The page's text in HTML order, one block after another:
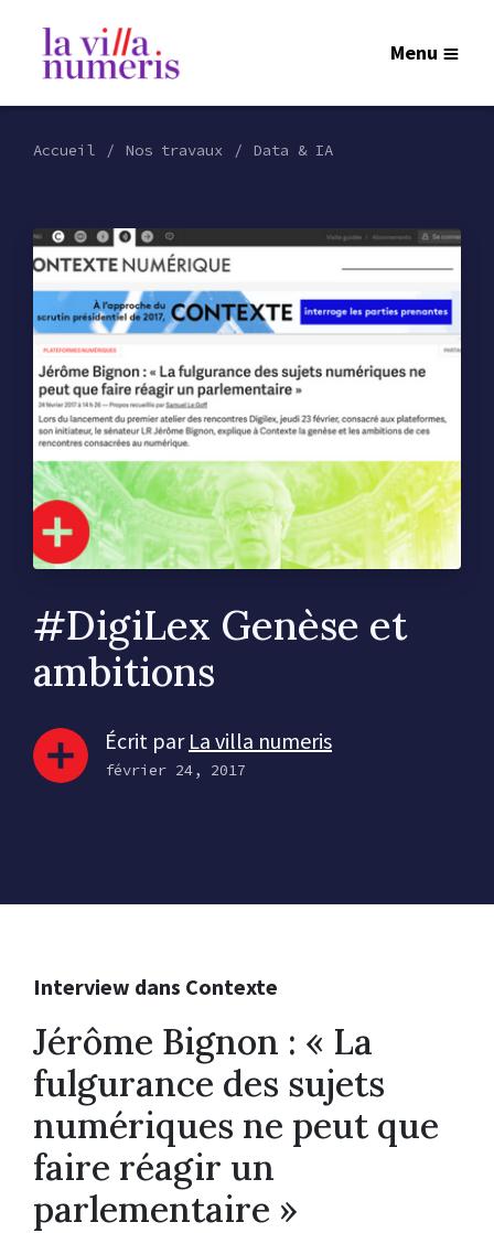
Menu
Accueil Nos travaux Data & IA
#DigiLex Genèse et
ambitions
Écrit par La villa numeris
février 24, 2017
Interview dans Contexte
Jérôme Bignon : « La
fulgurance des sujets
numériques ne peut que
faire réagir un
parlementaire »